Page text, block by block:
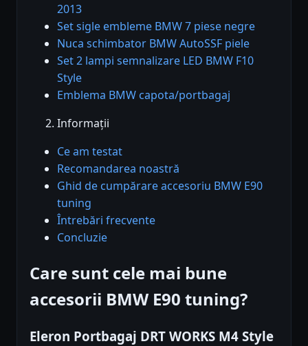
2013
Set sigle embleme BMW 7 piese negre
Nuca schimbator BMW AutoSSF piele
Set 2 lampi semnalizare LED BMW F10
Style
Emblema BMW capota/portbagaj
Informații
Ce am testat
Recomandarea noastră
Ghid de cumpărare accesoriu BMW E90
tuning
Întrebări frecvente
Concluzie
Care sunt cele mai bune
accesorii BMW E90 tuning?
Eleron Portbagaj DRT WORKS M4 Style